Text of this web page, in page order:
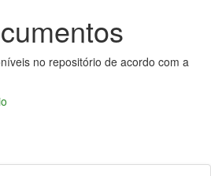
no repositório de acordo com a